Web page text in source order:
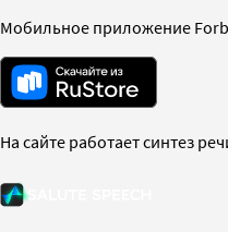
Мобильное приложение
На сайте работает синтез